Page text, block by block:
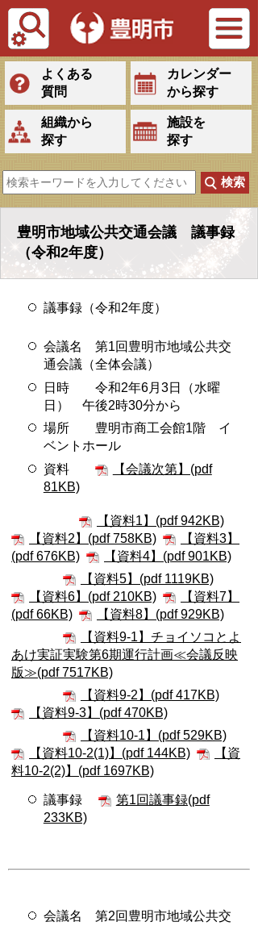
Tiếng Việt
よくある
質問
カレンダー
から探す
組織から
探す
施設を
探す
豊明市地域公共交通会議 議事録
（令和2年度）
議事録（令和2年度）
会議名 第1回豊明市地域公共交
通会議（全体会議）
日時 令和2年6月3日（水曜
日） 午後2時30分から
場所 豊明市商工会館1階 イ
ベントホール
資料
【会議次第】(pdf
81KB)
【資料1】(pdf 942KB)
【資料2】(pdf 758KB)
【資料3】
(pdf 676KB)
【資料4】(pdf 901KB)
【資料5】(pdf 1119KB)
【資料6】(pdf 210KB)
【資料7】
(pdf 66KB)
【資料8】(pdf 929KB)
【資料9-1】チョイソコとよ
あけ実証実験第6期運行計画≪会議反映
版≫(pdf 7517KB)
【資料9-2】(pdf 417KB)
【資料9-3】(pdf 470KB)
【資料10-1】(pdf 529KB)
【資料10-2(1)】(pdf 144KB)
【資
料10-2(2)】(pdf 1697KB)
議事録
第1回議事録(pdf
233KB)
会議名 第2回豊明市地域公共交